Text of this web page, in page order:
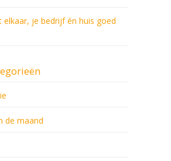
elkaar, je bedrijf én huis goed
de maand